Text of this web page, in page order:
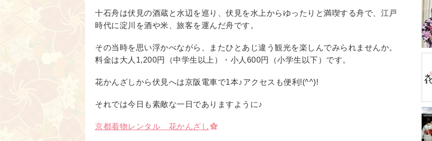
十石舟は伏見の酒蔵と水辺を巡り、伏見を水上からゆったりと満喫する舟で、江戸
時代に淀川を酒や米、旅客を運んだ舟です。
その当時を思い浮かべながら、またひとあじ違う観光を楽しんでみられませんか。
料金は大人1,200円（中学生以上）・小人600円（小学生以下）です。
花かんざしから伏見へは京阪電車で1本♪アクセスも便利!(^^)!
それでは今日も素敵な一日でありますように♪
京都着物レンタル 花かんざし